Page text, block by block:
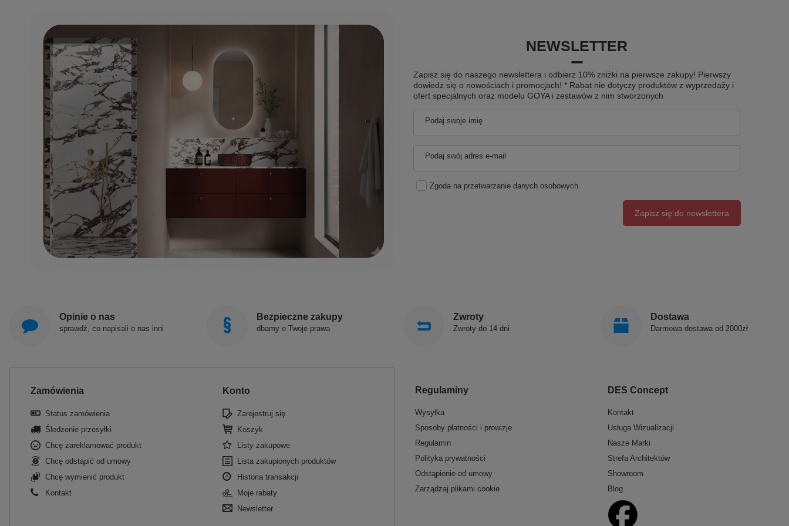
NEWSLETTER
Zapisz się do naszego newslettera i odbierz 10% zniżki na pierwsze zakupy! Pierwszy
dowiedz się o nowościach i promocjach! * Rabat nie dotyczy produktów z wyprzedaży i
ofert specjalnych oraz modelu GOYA i zestawów z nim stworzonych
Podaj swoje imię
Podaj swój adres e-mail
Zgoda na przetwarzanie danych osobowych
Zapisz się do newslettera
Opinie o nas
sprawdź, co napisali o nas inni
Bezpieczne zakupy
dbamy o Twoje prawa
Zwroty
Zwroty do 14 dni
Dostawa
Darmowa dostawa od 2000zł
Zamówienia
Status zamówienia
Śledzenie przesyłki
Chcę zareklamować produkt
Chcę odstąpić od umowy
Chcę wymienić produkt
Kontakt
Konto
Zarejestruj się
Koszyk
Listy zakupowe
Lista zakupionych produktów
Historia transakcji
Moje rabaty
Newsletter
Regulaminy
Wysyłka
Sposoby płatności i prowizje
Regulamin
Polityka prywatności
Odstąpienie od umowy
Zarządzaj plikami cookie
DES Concept
Kontakt
Usługa Wizualizacji
Nasze Marki
Strefa Architektów
Showroom
Blog